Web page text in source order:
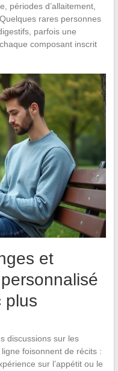
périodes d’allaitement,
rares personnes
parfois une
composant inscrit
et
plus
discussions sur les
foisonnent de récits :
sur l’appétit ou le